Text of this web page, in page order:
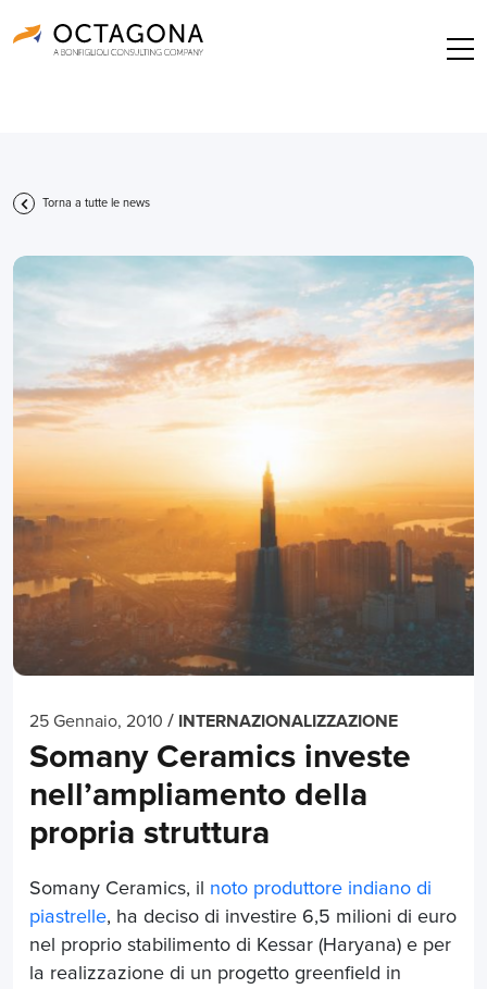
Torna a tutte le news
25 Gennaio, 2010 / INTERNAZIONALIZZAZIONE
Somany Ceramics investe
nell’ampliamento della
propria struttura
Somany Ceramics, il noto produttore indiano di
piastrelle, ha deciso di investire 6,5 milioni di euro
nel proprio stabilimento di Kessar (Haryana) e per
la realizzazione di un progetto greenfield in